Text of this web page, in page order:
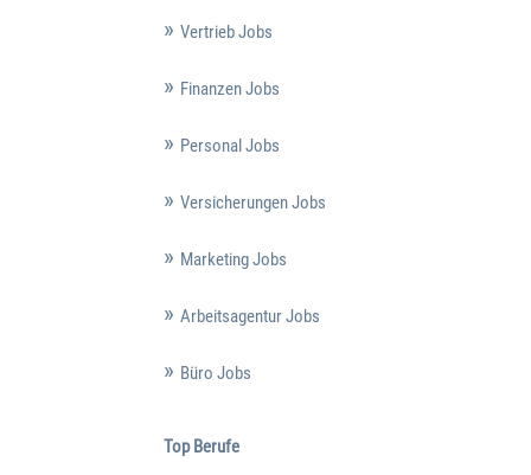
Vertrieb Jobs
Finanzen Jobs
Personal Jobs
Versicherungen Jobs
Marketing Jobs
Arbeitsagentur Jobs
Büro Jobs
Top Berufe